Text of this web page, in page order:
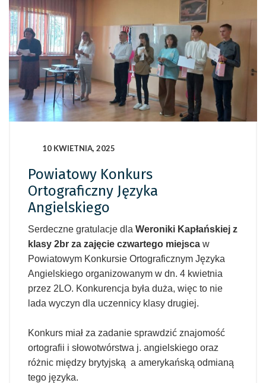
10 KWIETNIA, 2025
Powiatowy Konkurs
Ortograficzny Języka
Angielskiego
Serdeczne gratulacje dla Weroniki Kapłańskiej z
klasy 2br za zajęcie czwartego miejsca w
Powiatowym Konkursie Ortograficznym Języka
Angielskiego organizowanym w dn. 4 kwietnia
przez 2LO. Konkurencja była duża, więc to nie
lada wyczyn dla uczennicy klasy drugiej.
Konkurs miał za zadanie sprawdzić znajomość
ortografii i słowotwórstwa j. angielskiego oraz
różnic między brytyjską a amerykańską odmianą
tego języka.